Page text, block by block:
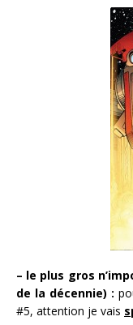
– le plus gros
de la décennie) :
#5, attention je vais